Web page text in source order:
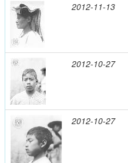
2012-11-13
2012-10-27
2012-10-27